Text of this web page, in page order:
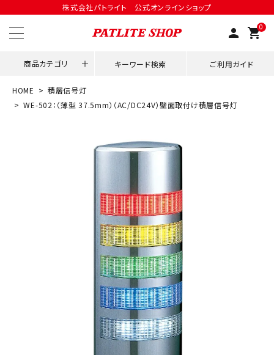
株式会社パトライト 公式オンラインショップ
person 0
shopping_cart
商品カテゴリ キーワード検索 ご利用ガイド
領収書発行はこちら
person 会員登録
用途別改善アイデア
ネットワーク対応
HOME
積層信号灯
WE-502：（薄型 37.5mm）（AC/DC24V）壁面取付け積層信号灯